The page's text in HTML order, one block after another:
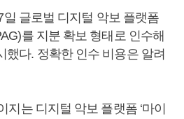
글로벌 디지털 악보 플랫폼
를 지분 확보 형태로 인수해
했다. 정확한 인수 비용은 알려
지는 디지털 악보 플랫폼 ‘마이